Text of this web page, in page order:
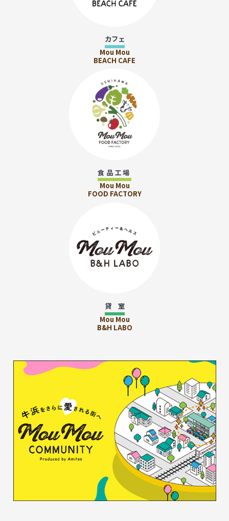
カフェ
Mou Mou
BEACH CAFE
食品工場
Mou Mou
FOOD FACTORY
貸 室
Mou Mou
B&H LABO